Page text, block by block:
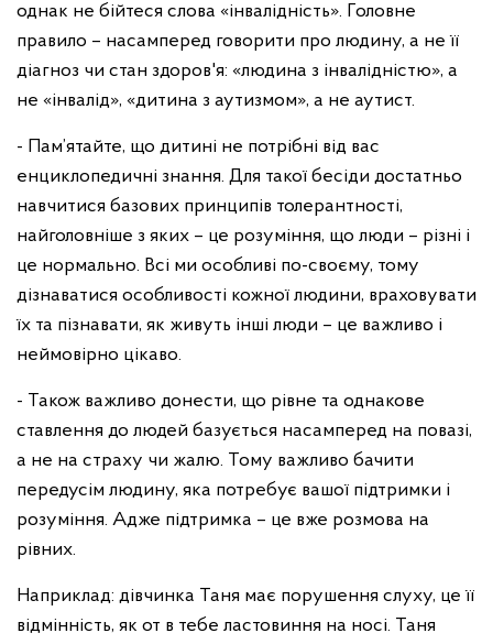
однак не бійтеся слова «інвалідність». Головне
правило – насамперед говорити про людину, а не її
діагноз чи стан здоров'я: «людина з інвалідністю», а
не «інвалід», «дитина з аутизмом», а не аутист.
- Пам’ятайте, що дитині не потрібні від вас
енциклопедичні знання. Для такої бесіди достатньо
навчитися базових принципів толерантності,
найголовніше з яких – це розуміння, що люди – різні і
це нормально. Всі ми особливі по-своєму, тому
дізнаватися особливості кожної людини, враховувати
їх та пізнавати, як живуть інші люди – це важливо і
неймовірно цікаво.
- Також важливо донести, що рівне та однакове
ставлення до людей базується насамперед на повазі,
а не на страху чи жалю. Тому важливо бачити
передусім людину, яка потребує вашої підтримки і
розуміння. Адже підтримка – це вже розмова на
рівних.
Наприклад: дівчинка Таня має порушення слуху, це її
відмінність, як от в тебе ластовиння на носі. Таня